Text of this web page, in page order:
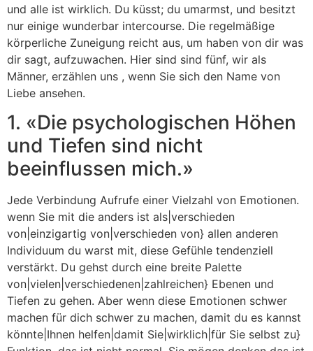
und alle ist wirklich. Du küsst; du umarmst, und besitzt
nur einige wunderbar intercourse. Die regelmäßige
körperliche Zuneigung reicht aus, um haben von dir was
dir sagt, aufzuwachen. Hier sind sind fünf, wir als
Männer, erzählen uns , wenn Sie sich den Name von
Liebe ansehen.
1. «Die psychologischen Höhen
und Tiefen sind nicht
beeinflussen mich.»
Jede Verbindung Aufrufe einer Vielzahl von Emotionen.
wenn Sie mit die anders ist als|verschieden
von|einzigartig von|verschieden von} allen anderen
Individuum du warst mit, diese Gefühle tendenziell
verstärkt. Du gehst durch eine breite Palette
von|vielen|verschiedenen|zahlreichen} Ebenen und
Tiefen zu gehen. Aber wenn diese Emotionen schwer
machen für dich schwer zu machen, damit du es kannst
könnte|Ihnen helfen|damit Sie|wirklich|für Sie selbst zu}